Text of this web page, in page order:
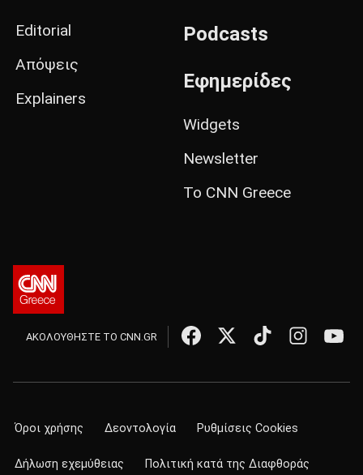
Editorial
Απόψεις
Explainers
Podcasts
Εφημερίδες
Widgets
Newsletter
Το CNN Greece
ΑΚΟΛΟΥΘΗΣΤΕ ΤΟ CNN.GR
Όροι χρήσης Δεοντολογία Ρυθμίσεις Cookies
Δήλωση εχεμύθειας Πολιτική κατά της Διαφθοράς